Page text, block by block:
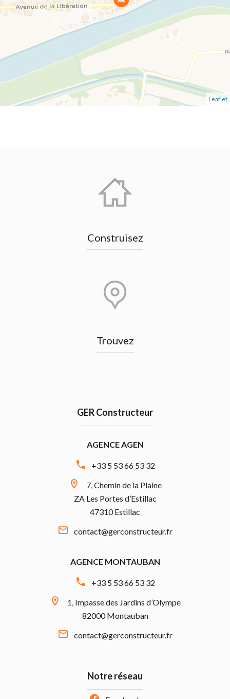
Leaflet
Construisez
Trouvez
GER Constructeur
AGENCE AGEN
+33 5 53 66 53 32
7, Chemin de la Plaine
ZA Les Portes d’Estillac
47310 Estillac
contact@gerconstructeur.fr
AGENCE MONTAUBAN
+33 5 53 66 53 32
1, Impasse des Jardins d’Olympe
82000 Montauban
contact@gerconstructeur.fr
Notre réseau